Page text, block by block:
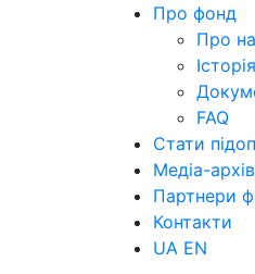
Про фонд
Про
FAQ
Стати
Медіа-архів
Партнери
Контакти
UA EN